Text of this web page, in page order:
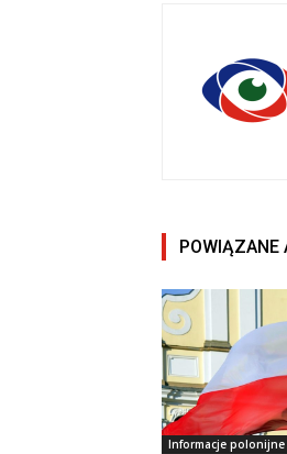
POWIĄZANE
Informacje polonijne